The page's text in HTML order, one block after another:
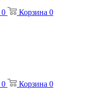
0 Корзина 0
0 Корзина 0